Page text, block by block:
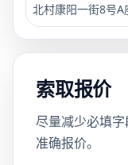
北村康阳一街8号A
索取报价
尽量减少必填
准确报价。